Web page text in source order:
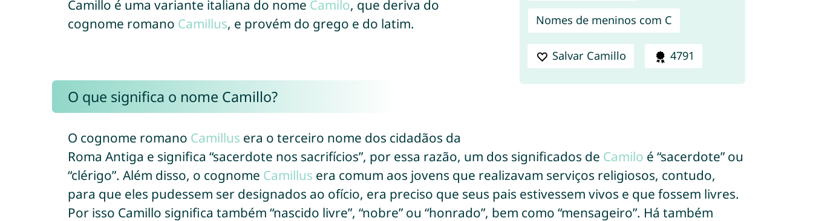
Nomes de meninos com C
Salvar Camillo 4791
Camillo é uma variante italiana do nome Camilo, que deriva do
cognome romano Camillus, e provém do grego e do latim.
O que significa o nome Camillo?
O cognome romano Camillus era o terceiro nome dos cidadãos da
Roma Antiga e significa “sacerdote nos sacrifícios”, por essa razão, um dos significados de Camilo é “sacerdote” ou
“clérigo”. Além disso, o cognome Camillus era comum aos jovens que realizavam serviços religiosos, contudo,
para que eles pudessem ser designados ao ofício, era preciso que seus pais estivessem vivos e que fossem livres.
Por isso Camillo significa também “nascido livre”, “nobre” ou “honrado”, bem como “mensageiro”. Há também